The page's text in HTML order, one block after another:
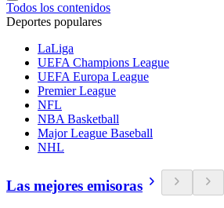
Todos los contenidos
Deportes populares
LaLiga
UEFA Champions League
UEFA Europa League
Premier League
NFL
NBA Basketball
Major League Baseball
NHL
Las mejores emisoras